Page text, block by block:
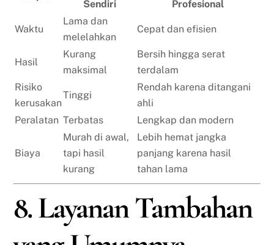
Sendiri
Profesional
Waktu
Lama dan
melelahkan
Cepat dan efisien
Hasil
Kurang
maksimal
Bersih hingga serat
terdalam
Risiko
kerusakan
Tinggi
Rendah karena ditangani
ahli
Peralatan Terbatas Lengkap dan modern
Biaya
Murah di awal,
tapi hasil
kurang
Lebih hemat jangka
panjang karena hasil
tahan lama
8. Layanan Tambahan